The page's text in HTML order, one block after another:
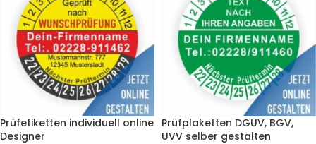
Prüfetiketten individuell online
Designer
Prüfplaketten DGUV, BGV,
UVV selber gestalten